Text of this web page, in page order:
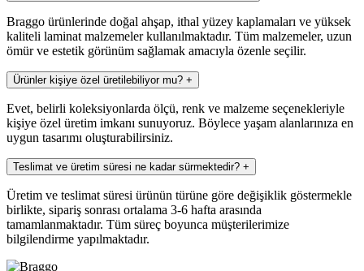
Braggo ürünlerinde doğal ahşap, ithal yüzey kaplamaları ve yüksek
kaliteli laminat malzemeler kullanılmaktadır. Tüm malzemeler, uzun
ömür ve estetik görünüm sağlamak amacıyla özenle seçilir.
Ürünler kişiye özel üretilebiliyor mu? +
Evet, belirli koleksiyonlarda ölçü, renk ve malzeme seçenekleriyle
kişiye özel üretim imkanı sunuyoruz. Böylece yaşam alanlarınıza en
uygun tasarımı oluşturabilirsiniz.
Teslimat ve üretim süresi ne kadar sürmektedir? +
Üretim ve teslimat süresi ürünün türüne göre değişiklik göstermekle
birlikte, sipariş sonrası ortalama 3-6 hafta arasında
tamamlanmaktadır. Tüm süreç boyunca müşterilerimize
bilgilendirme yapılmaktadır.